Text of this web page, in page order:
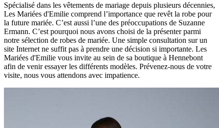
Spécialisé dans les vêtements de mariage depuis plusieurs décennies,
Les Mariées d'Emilie comprend l’importance que revêt la robe pour
la future mariée. C’est aussi l’une des préoccupations de Suzanne
Ermann. C’est pourquoi nous avons choisi de la présenter parmi
notre sélection de robes de mariée. Une simple consultation sur un
site Internet ne suffit pas à prendre une décision si importante. Les
Mariées d'Emilie vous invite au sein de sa boutique à Hennebont
afin de venir essayer les différents modèles. Prévenez-nous de votre
visite, nous vous attendons avec impatience.